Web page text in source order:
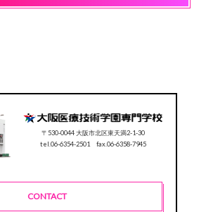
〒530-0044 大阪市北区東天満2-1-30
tel.06-6354-2501 fax.06-6358-7945
CONTACT